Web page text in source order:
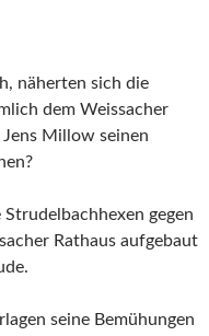
näherten sich die
dem Weissacher
Millow seinen
gegen
Rathaus aufgebaut
seine Bemühungen